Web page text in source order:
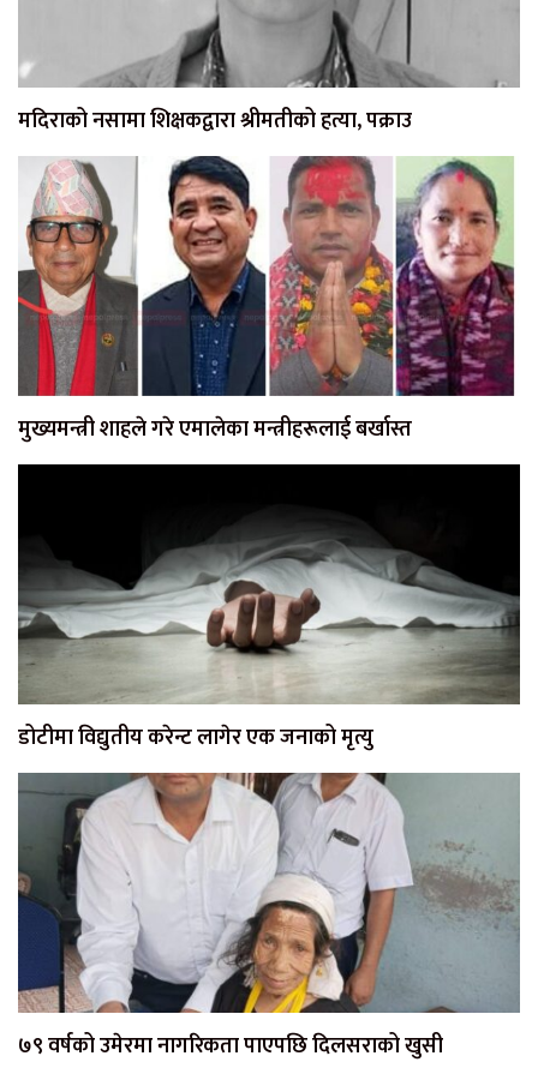
मदिराको नसामा शिक्षकद्वारा श्रीमतीको हत्या, पक्राउ
मुख्यमन्त्री शाहले गरे एमालेका मन्त्रीहरूलाई बर्खास्त
डोटीमा विद्युतीय करेन्ट लागेर एक जनाको मृत्यु
७९ वर्षको उमेरमा नागरिकता पाएपछि दिलसराको खुसी